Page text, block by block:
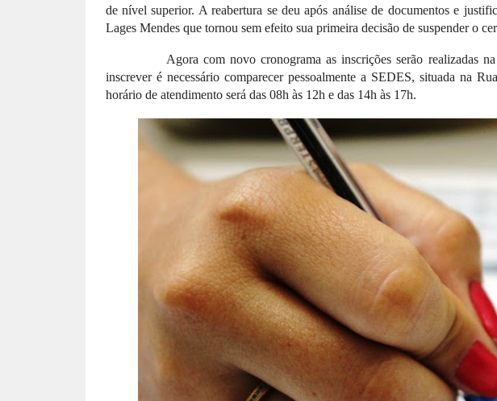
de nível superior. A reabertura se deu após análise de documentos e
Lages Mendes que tornou sem efeito sua primeira decisão de suspender o
Agora com novo cronograma as inscrições serão realizadas
inscrever é necessário comparecer pessoalmente a SEDES, situada na
horário de atendimento será das 08h às 12h e das 14h às 17h.